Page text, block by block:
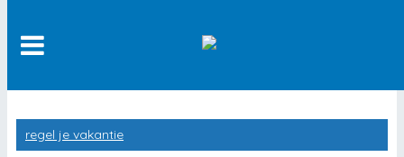
Alcazaba
regel je vakantie